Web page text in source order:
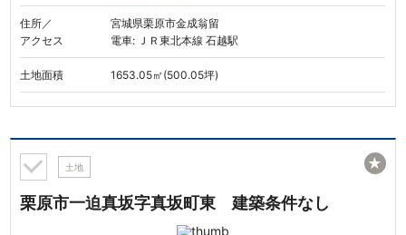
住所／
アクセス
宮城県栗原市金成翁留
電車: ＪＲ東北本線 石越駅
土地面積 1653.05㎡(500.05坪)
土地
栗原市一迫真坂字真坂町東 建築条件なし
★